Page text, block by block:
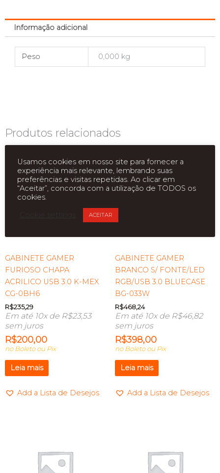
Informação adicional
Peso 0,000 kg
Produtos relacionados
GABINETE GAMER
FURIOSO CHAPA
ACRILICO USB 3.0 K-MEX
CG-0BH6
R$235,29
Em até 10x de R$23,53
sem juros
R$200,00
no Boleto ou Pix
Leia mais
Add a Lista de Desejos
GABINETE GAMER
BRANCO S/ FONTE/LED
RGB/USB 3.0 BLUECASE
BG-033W
R$468,24
Em até 10x de R$46,82
sem juros
R$398,00
no Boleto ou Pix
Leia mais
Add a Lista de Desejos
Usamos cookies em nosso site para fornecer a
experiência mais relevante, lembrando suas
preferências e visitas repetidas. Ao clicar em
“Aceitar”, concorda com a utilização de TODOS os
cookies.
ACEITAR